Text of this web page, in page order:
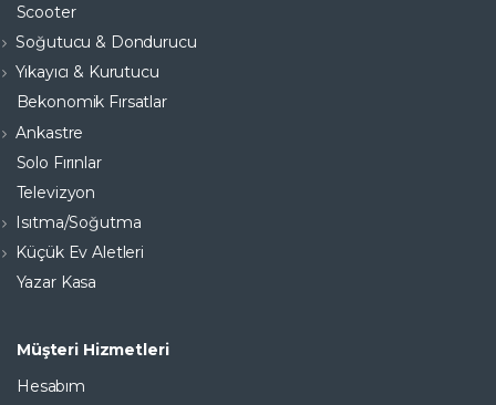
Scooter
Soğutucu & Dondurucu
Yıkayıcı & Kurutucu
Bekonomik Fırsatlar
Ankastre
Solo Fırınlar
Televizyon
Isıtma/Soğutma
Küçük Ev Aletleri
Yazar Kasa
Müşteri Hizmetleri
Hesabım